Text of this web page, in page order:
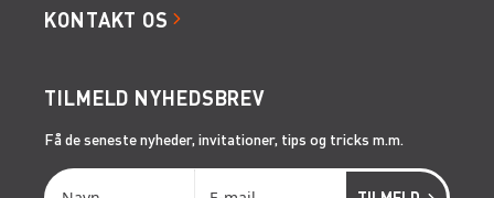
KONTAKT OS
TILMELD NYHEDSBREV
Få de seneste nyheder, invitationer, tips og tricks m.m.